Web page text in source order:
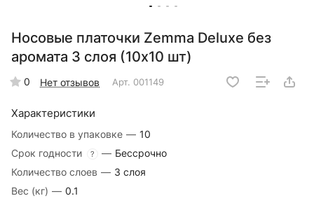
Носовые платочки Zemma Deluxe без
аромата 3 слоя (10х10 шт)
0 Нет отзывов Арт. 001149
Характеристики
Количество в упаковке — 10
Срок годности
? — Бессрочно
Количество слоев — 3 слоя
Вес (кг) — 0.1